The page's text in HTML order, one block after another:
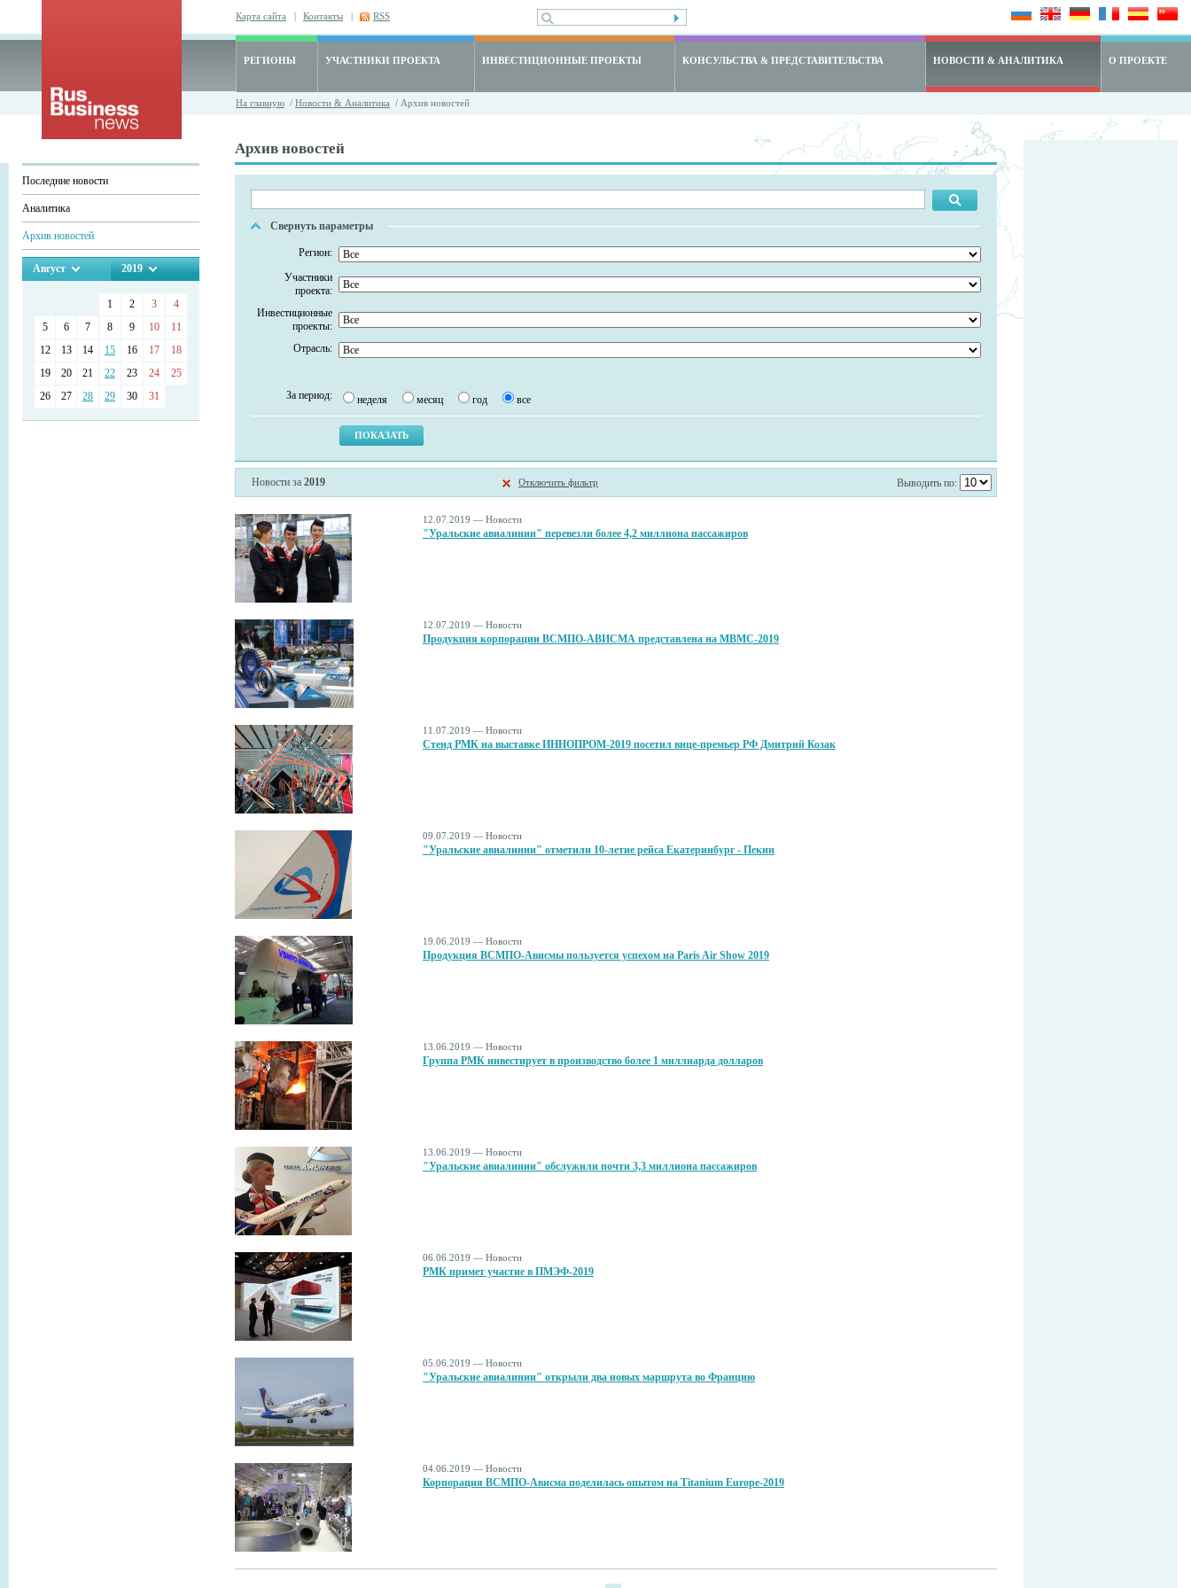
Карта сайта | Контакты | RSS
РЕГИОНЫ УЧАСТНИКИ ПРОЕКТА ИНВЕСТИЦИОННЫЕ ПРОЕКТЫ КОНСУЛЬСТВА & ПРЕДСТАВИТЕЛЬСТВА НОВОСТИ & АНАЛИТИКА О ПРОЕКТЕ
На главную / Новости & Аналитика / Архив новостей
Последние новости
Аналитика
Архив новостей
Август 2019
1 2 3
4
5
6 7 8 9 10
11
12
13 14 15 16 17
18
19
20 21 22 23 24
25
26
27 28 29 30 31
Архив новостей
Свернуть параметры
Регион:
Участники
проекта:
Инвестиционные
проекты:
Отрасль:
За период: неделя месяц год все
Новости за 2019 Отключить фильтр Выводить по:
12.07.2019 — Новости
"Уральские авиалинии" перевезли более 4,2 миллиона пассажиров
12.07.2019 — Новости
Продукция корпорации ВСМПО-АВИСМА представлена на МВМС-2019
11.07.2019 — Новости
Стенд РМК на выставке ИННОПРОМ-2019 посетил вице-премьер РФ Дмитрий Козак
09.07.2019 — Новости
"Уральские авиалинии" отметили 10-летие рейса Екатеринбург - Пекин
19.06.2019 — Новости
Продукция ВСМПО-Ависмы пользуется успехом на Paris Air Show 2019
13.06.2019 — Новости
Группа РМК инвестирует в производство более 1 миллиарда долларов
13.06.2019 — Новости
"Уральские авиалинии" обслужили почти 3,3 миллиона пассажиров
06.06.2019 — Новости
РМК примет участие в ПМЭФ-2019
05.06.2019 — Новости
"Уральские авиалинии" открыли два новых маршрута во Францию
04.06.2019 — Новости
Корпорация ВСМПО-Ависма поделилась опытом на Titanium Europe-2019